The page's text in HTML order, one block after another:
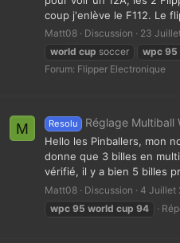
coup j'enlève le F112. Le
Matt08 Discussion 23
world cup soccer wpc 95
Forum: Flipper Electronique
M Resolu Réglage Multiball
Hello les Pinballers, mon
donne que 3 billes en
vérifié, il y a bien 5 billes
Matt08 Discussion 4 Juillet
wpc 95 world cup 94